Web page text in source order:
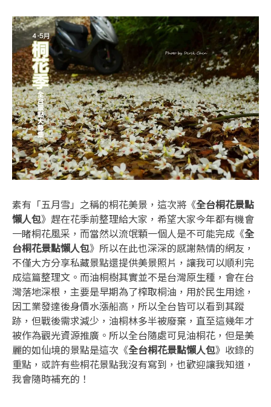
素有「五月雪」之稱的桐花美景，這次將《全台桐花景點
懶人包》趕在花季前整理給大家，希望大家今年都有機會
一睹桐花風采，而當然以流氓顆一個人是不可能完成《全
台桐花景點懶人包》所以在此也深深的感謝熱情的網友，
不僅大方分享私藏景點還提供美景照片，讓我可以順利完
成這篇整理文。而油桐樹其實並不是台灣原生種，會在台
灣落地深根，主要是早期為了榨取桐油，用於民生用途，
因工業發達後身價水漲船高，所以全台皆可以看到其蹤
跡，但戰後需求減少，油桐林多半被廢棄，直至這幾年才
被作為觀光資源推廣。所以全台隨處可見油桐花，但是美
麗的如仙境的景點是這次《全台桐花景點懶人包》收錄的
重點，或許有些桐花景點我沒有寫到，也歡迎讓我知道，
我會隨時補充的！